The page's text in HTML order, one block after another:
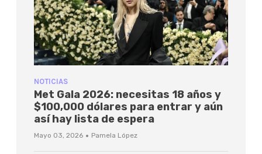
NOTICIAS
Met Gala 2026: necesitas 18 años y
$100,000 dólares para entrar y aún
así hay lista de espera
Mayo 03, 2026 · Pamela López